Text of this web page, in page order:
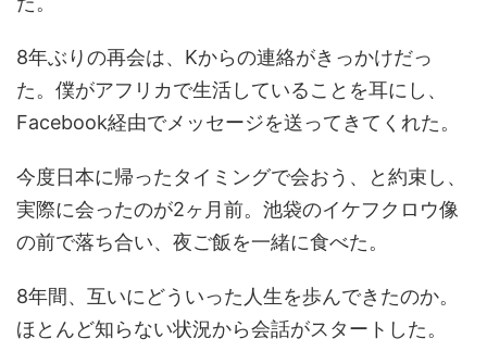
8年ぶりの再会は、Kからの連絡がきっかけだっ
た。僕がアフリカで生活していることを耳にし、
Facebook経由でメッセージを送ってきてくれた。
今度日本に帰ったタイミングで会おう、と約束し、
実際に会ったのが2ヶ月前。池袋のイケフクロウ像
の前で落ち合い、夜ご飯を一緒に食べた。
8年間、互いにどういった人生を歩んできたのか。
ほとんど知らない状況から会話がスタートした。